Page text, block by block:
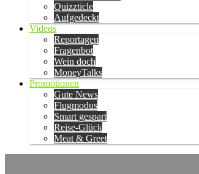
Quizzticle
Aufgedeckt
Videos
Reportagen
Fragenbot
Wein doch
MoneyTalks
Promotionen
Gute News
Flugmodus
Smart gespart
Reise-Glück
Meat & Greet